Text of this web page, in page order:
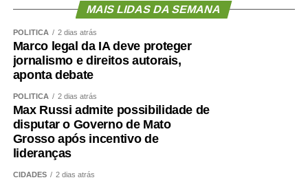
COMENTE ABAIXO:
WhatsApp
Facebook
Twitter
Messenger
LinkedIn
Share
MAIS LIDAS DA SEMANA
POLÍTICA 2 dias atrás
Marco legal da IA deve proteger
jornalismo e direitos autorais,
aponta debate
POLÍTICA 2 dias atrás
Max Russi admite possibilidade de
disputar o Governo de Mato
Grosso após incentivo de
lideranças
CIDADES 2 dias atrás